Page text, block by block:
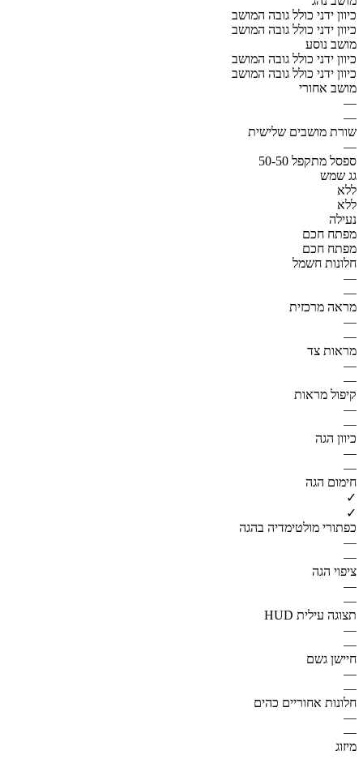
כיוון ידני כולל גובה המושב
כיוון ידני כולל גובה המושב
מושב נוסע
כיוון ידני כולל גובה המושב
כיוון ידני כולל גובה המושב
מושב אחורי
—
—
שורת מושבים שלישית
—
ספסל מתקפל 50-50
גג שמש
ללא
ללא
נעילה
מפתח חכם
מפתח חכם
חלונות חשמל
—
—
מראה מרכזית
—
—
מראות צד
—
—
קיפול מראות
—
—
כיוון הגה
—
—
חימום הגה
✓
✓
כפתורי מולטימדיה בהגה
—
—
ציפוי הגה
—
—
תצוגה עילית HUD
—
—
חיישן גשם
—
—
חלונות אחוריים כהים
—
—
מיזוג